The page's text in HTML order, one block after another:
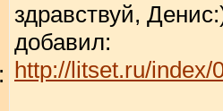
здравствуй,
добавил:
http://litset.ru/index/